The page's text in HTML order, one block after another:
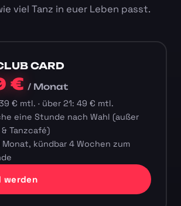
viel Tanz in euer Leben passt.
CARD
€/ Monat
€ mtl. · über 21: 49 € mtl.
eine Stunde nach Wahl (außer
Tanzcafé)
kündbar 4 Wochen zum
werden